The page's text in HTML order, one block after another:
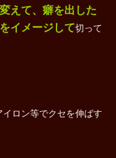
えて、癖を出した
イメージして切って
ロン等でクセを伸ばす